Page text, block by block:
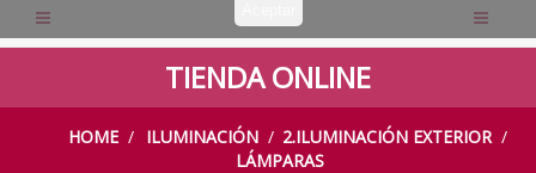
TIENDA ONLINE
HOME ILUMINACIÓN
2.ILUMINACIÓN EXTERIOR
LÁMPARAS